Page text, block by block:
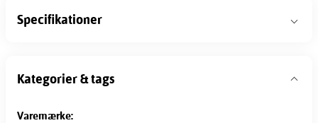
Specifikationer
Kategorier & tags
Varemærke: